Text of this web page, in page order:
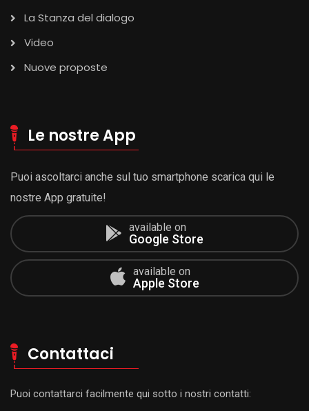
La Stanza del dialogo
Video
Nuove proposte
Le nostre App
Puoi ascoltarci anche sul tuo smartphone scarica qui le
nostre App gratuite!
available on
Google Store
available on
Apple Store
Contattaci
Puoi contattarci facilmente qui sotto i nostri contatti: